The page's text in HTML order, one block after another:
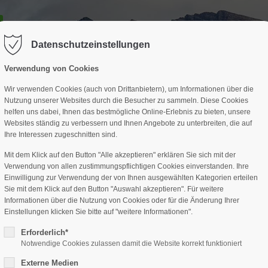
"offcanvas-col2" existiert leider
Der Eintrag "offcanvas-col3"
nicht.
Datenschutzeinstellungen
Verwendung von Cookies
Wir verwenden Cookies (auch von Drittanbietern), um Informationen über die
Nutzung unserer Websites durch die Besucher zu sammeln. Diese Cookies
helfen uns dabei, Ihnen das bestmögliche Online-Erlebnis zu bieten, unsere
Websites ständig zu verbessern und Ihnen Angebote zu unterbreiten, die auf
Ihre Interessen zugeschnitten sind.
Mit dem Klick auf den Button "Alle akzeptieren" erklären Sie sich mit der
Verwendung von allen zustimmungspflichtigen Cookies einverstanden. Ihre
Einwilligung zur Verwendung der von Ihnen ausgewählten Kategorien erteilen
Sie mit dem Klick auf den Button "Auswahl akzeptieren". Für weitere
Informationen über die Nutzung von Cookies oder für die Änderung Ihrer
Einstellungen klicken Sie bitte auf "weitere Informationen".
Erforderlich*
Notwendige Cookies zulassen damit die Website korrekt funktioniert
Externe Medien